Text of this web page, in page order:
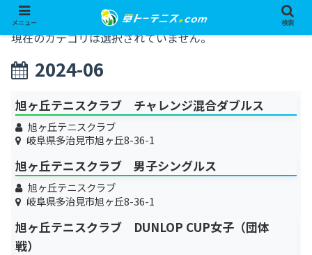
現在のカテゴリは選択されていません。
2024-06
旭ヶ丘テニスクラブ チャレンジ混合ダブルス
旭ヶ丘テニスクラブ
岐阜県多治見市旭ヶ丘8-36-1
旭ヶ丘テニスクラブ 男子シングルス
旭ヶ丘テニスクラブ
岐阜県多治見市旭ヶ丘8-36-1
旭ヶ丘テニスクラブ DUNLOP CUP女子（団体
戦）
メニュー 検索